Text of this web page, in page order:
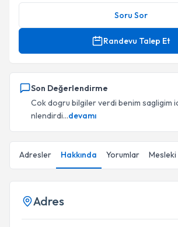
Soru Sor
Randevu Talep Et
Son Değerlendirme
Cok dogru bilgiler verdi benim sagligim
nlendirdi...devamı
Adresler Hakkında Yorumlar
Adres